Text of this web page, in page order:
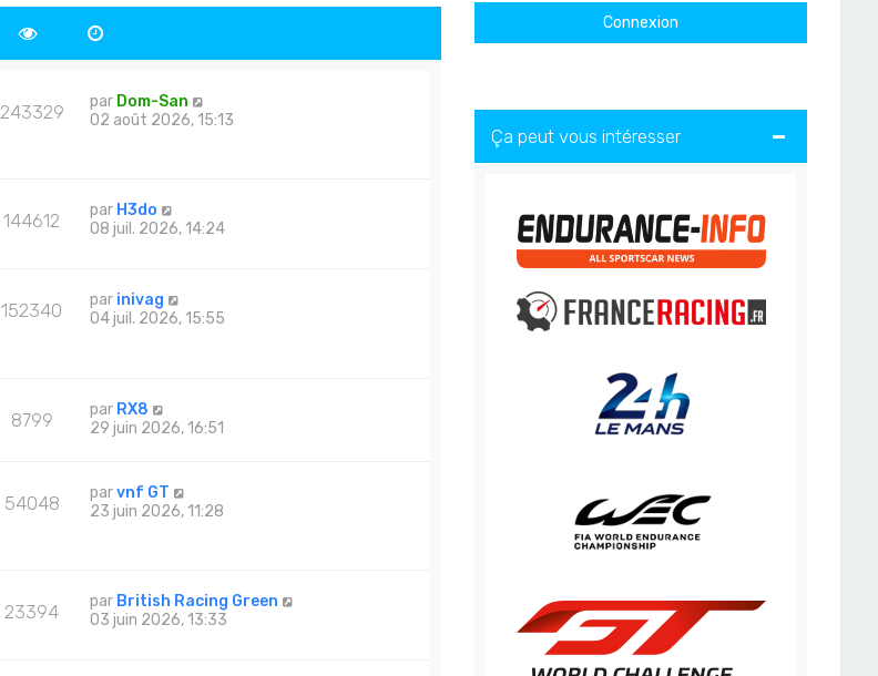
243329 par Dom-San
02 août 2026, 15:13
144612 par H3do
08 juil. 2026, 14:24
152340 par inivag
04 juil. 2026, 15:55
8799 par RX8
29 juin 2026, 16:51
54048 parvnf GT
23 juin 2026, 11:28
23394 par British Racing Green
03 juin 2026, 13:33
Ça peut vous intéresser